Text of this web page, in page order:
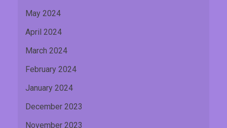
May 2024
April 2024
March 2024
February 2024
January 2024
December 2023
November 2023